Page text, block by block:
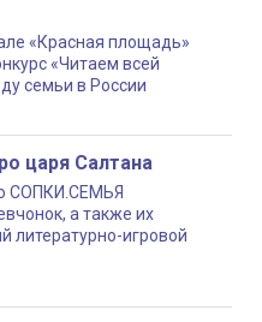
«Красная площадь»
«Читаем всей
семьи в России
царя Салтана
СОПКИ.СЕМЬЯ
а также их
литературно-игровой